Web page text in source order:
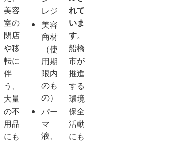
ッ
ク
台
分
円
～
美容
室の
閉店
や移
転に
伴
う、
大量
の不
用品
にも
レジ
美容
商材
（使
用期
限内
のも
の）
パー
マ
液、
れて
いま
す。
船橋
市が
推進
する
環境
保全
活動
にも